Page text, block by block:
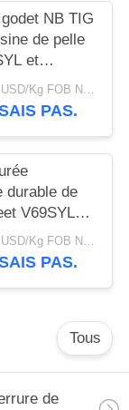
NB TIG
de pelle
et
dents de
pelle
USD1.2-1.5 USD/Kg FOB Ningbo MOQ:2 tonnes
PAS.
durable de
V69SYL
de l'usine
de
USD1.2-1.5 USD/Kg FOB Ningbo MOQ:2 tonnes
PAS.
Tous
de